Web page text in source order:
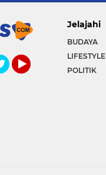
Jelajahi
BUDAYA
LIFESTYLE
POLITIK